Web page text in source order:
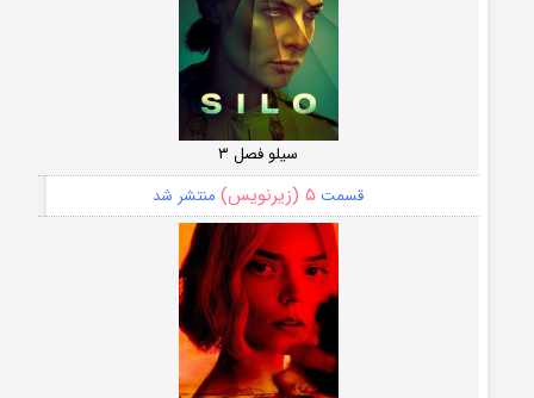
سیلو فصل ۳
قسمت ۵ (زیرنویس) منتشر شد